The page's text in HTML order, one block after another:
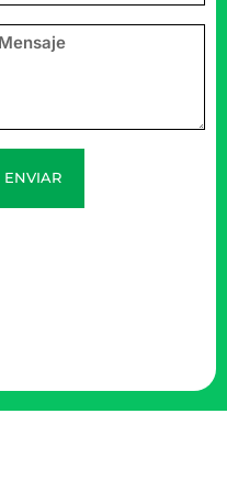
ENVIAR